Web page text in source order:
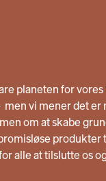
planeten for
men vi mener det
om at skabe
produkter
alle at tilslutte os